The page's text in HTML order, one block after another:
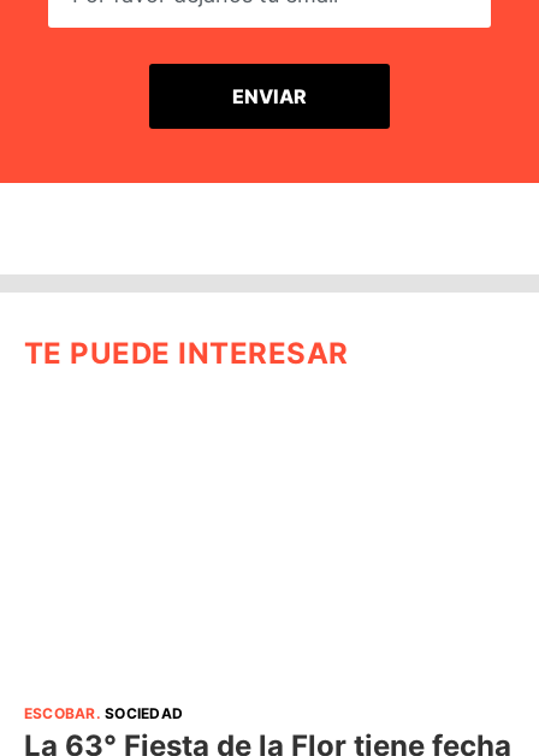
TE PUEDE INTERESAR
ESCOBAR.SOCIEDAD
La 63° Fiesta de la Flor tiene fecha